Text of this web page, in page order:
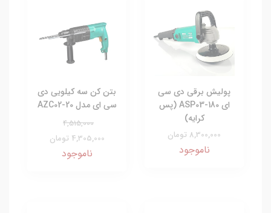
پولیش برقی دی سی
ای ASP03-180 (پس
کرایه)
8,300,000 تومان
ناموجود
بتن کن سه کیلویی دی
سی ای مدل AZC02-20
4,515,000
4,305,000 تومان
ناموجود